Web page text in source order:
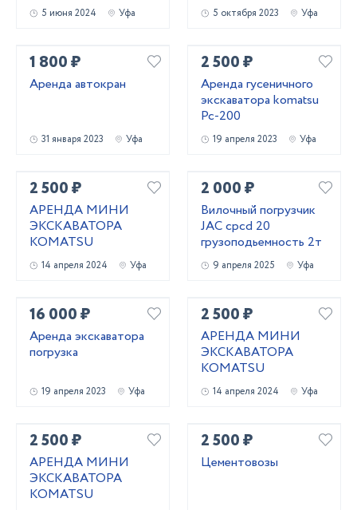
5 июня 2024 Уфа 5 октября 2023 Уфа
1 800 ₽
Аренда автокран
31 января 2023 Уфа
2 500 ₽
Аренда гусеничного
экскаватора komatsu
Pc-200
19 апреля 2023 Уфа
2 500 ₽
АРЕНДА МИНИ
ЭКСКАВАТОРА
KOMATSU
14 апреля 2024 Уфа
2 000 ₽
Вилочный погрузчик
JAC cpcd 20
грузоподьемность 2т
9 апреля 2025 Уфа
16 000 ₽
Аренда экскаватора
погрузка
19 апреля 2023 Уфа
2 500 ₽
АРЕНДА МИНИ
ЭКСКАВАТОРА
KOMATSU
14 апреля 2024 Уфа
2 500 ₽
АРЕНДА МИНИ
ЭКСКАВАТОРА
KOMATSU
2 500 ₽
Цементовозы